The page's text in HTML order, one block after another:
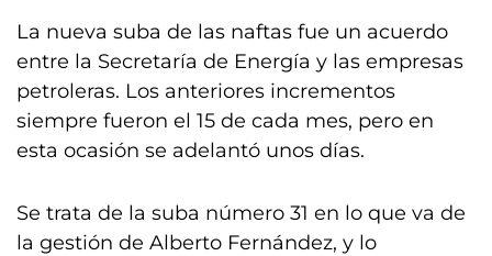
La nueva suba de las naftas fue un acuerdo
entre la Secretaría de Energía y las empresas
petroleras. Los anteriores incrementos
siempre fueron el 15 de cada mes, pero en
esta ocasión se adelantó unos días.
Se trata de la suba número 31 en lo que va de
la gestión de Alberto Fernández, y lo